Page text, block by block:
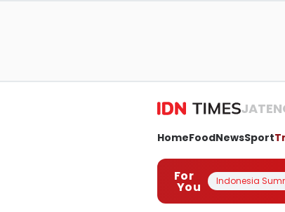
HomeFoodNewsSport
For
You Indonesia